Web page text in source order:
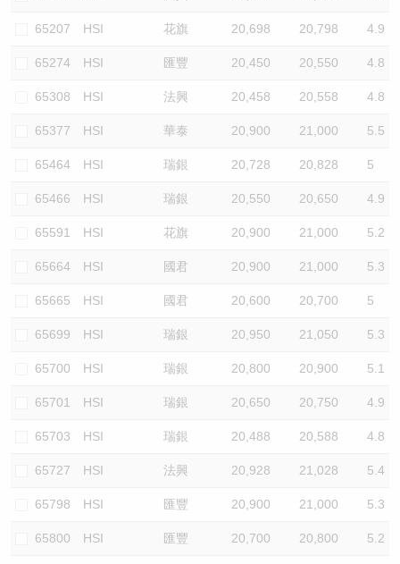
65207 HSI 花旗 20,698 20,798 4.9
65274 HSI 匯豐 20,450 20,550 4.8
65308 HSI 法興 20,458 20,558 4.8
65377 HSI 華泰 20,900 21,000 5.5
65464 HSI 瑞銀 20,728 20,828 5
65466 HSI 瑞銀 20,550 20,650 4.9
65591 HSI 花旗 20,900 21,000 5.2
65664 HSI 國君 20,900 21,000 5.3
65665 HSI 國君 20,600 20,700 5
65699 HSI 瑞銀 20,950 21,050 5.3
65700 HSI 瑞銀 20,800 20,900 5.1
65701 HSI 瑞銀 20,650 20,750 4.9
65703 HSI 瑞銀 20,488 20,588 4.8
65727 HSI 法興 20,928 21,028 5.4
65798 HSI 匯豐 20,900 21,000 5.3
65800 HSI 匯豐 20,700 20,800 5.2